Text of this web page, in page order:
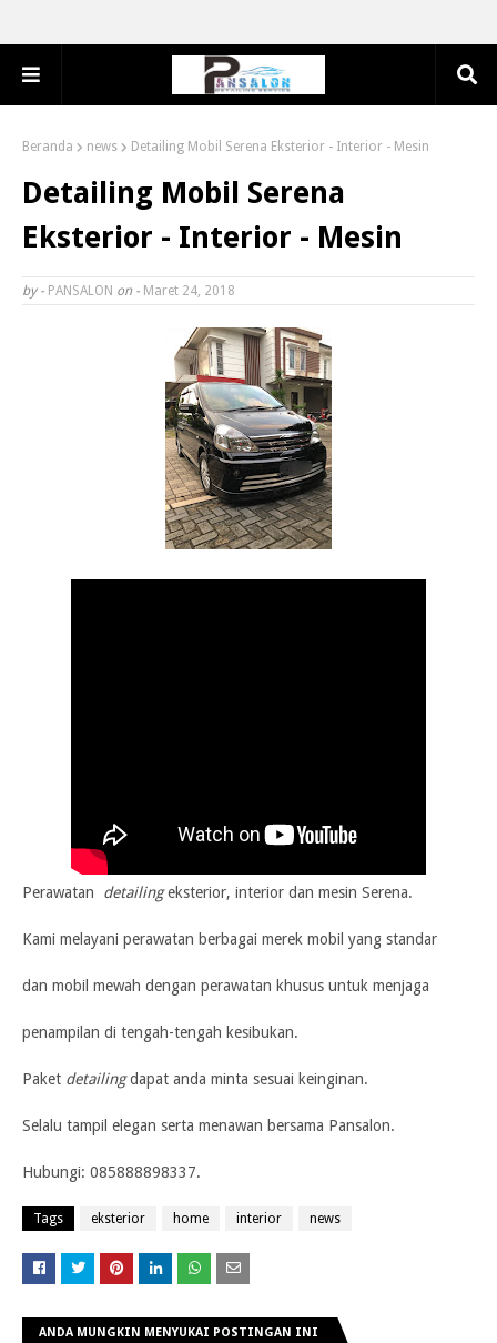
Beranda news Detailing Mobil Serena Eksterior - Interior - Mesin
Detailing Mobil Serena
Eksterior - Interior - Mesin
by - PANSALON on - Maret 24, 2018
Perawatan detailingeksterior, interior dan mesin Serena.
Kami melayani perawatan berbagai merek mobil yang standar
dan mobil mewah dengan perawatan khusus untuk menjaga
penampilan di tengah-tengah kesibukan.
Paket detailingdapat anda minta sesuai keinginan.
Selalu tampil elegan serta menawan bersama Pansalon.
Hubungi: 085888898337.
Tags eksterior home interior news
ANDA MUNGKIN MENYUKAI POSTINGAN INI